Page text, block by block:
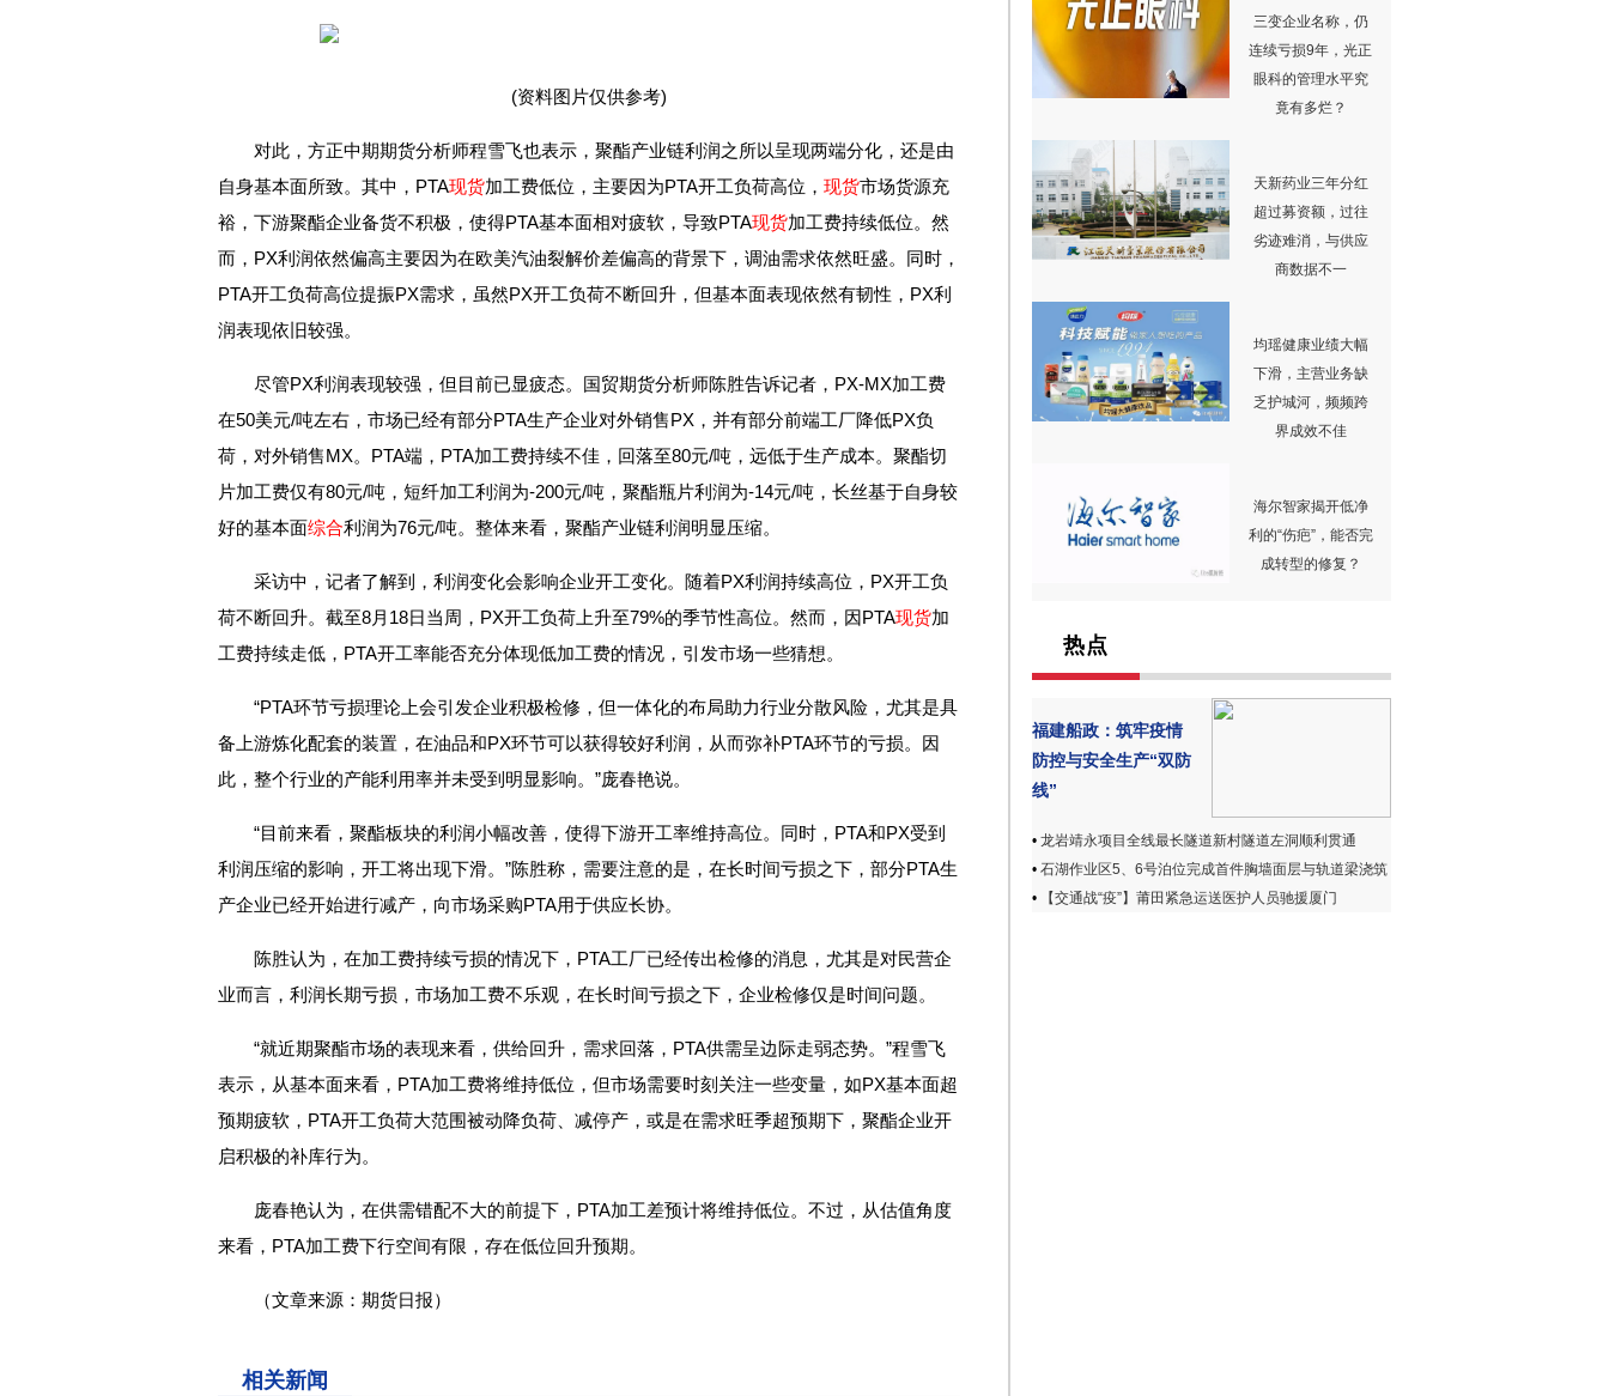
(资料图片仅供参考)
对此，方正中期期货分析师程雪飞也表示，聚酯产业链利润之所以呈现两端分化，还是由
自身基本面所致。其中，PTA现货加工费低位，主要因为PTA开工负荷高位， 现货市场货源充
裕，下游聚酯企业备货不积极，使得PTA基本面相对疲软，导致PTA现货加工费持续低位。然
而，PX利润依然偏高主要因为在欧美汽油裂解价差偏高的背景下，调油需求依然旺盛。同时，
PTA开工负荷高位提振PX需求，虽然PX开工负荷不断回升，但基本面表现依然有韧性，PX利
润表现依旧较强。
尽管PX利润表现较强，但目前已显疲态。国贸期货分析师陈胜告诉记者，PX-MX加工费
在50美元/吨左右，市场已经有部分PTA生产企业对外销售PX，并有部分前端工厂降低PX负
荷，对外销售MX。PTA端，PTA加工费持续不佳，回落至80元/吨，远低于生产成本。聚酯切
片加工费仅有80元/吨，短纤加工利润为-200元/吨，聚酯瓶片利润为-14元/吨，长丝基于自身较
好的基本面综合利润为76元/吨。整体来看，聚酯产业链利润明显压缩。
采访中，记者了解到，利润变化会影响企业开工变化。随着PX利润持续高位，PX开工负
荷不断回升。截至8月18日当周，PX开工负荷上升至79%的季节性高位。然而，因PTA现货加
工费持续走低，PTA开工率能否充分体现低加工费的情况，引发市场一些猜想。
“PTA环节亏损理论上会引发企业积极检修，但一体化的布局助力行业分散风险，尤其是具
备上游炼化配套的装置，在油品和PX环节可以获得较好利润，从而弥补PTA环节的亏损。因
此，整个行业的产能利用率并未受到明显影响。”庞春艳说。
“目前来看，聚酯板块的利润小幅改善，使得下游开工率维持高位。同时，PTA和PX受到
利润压缩的影响，开工将出现下滑。”陈胜称，需要注意的是，在长时间亏损之下，部分PTA生
产企业已经开始进行减产，向市场采购PTA用于供应长协。
陈胜认为，在加工费持续亏损的情况下，PTA工厂已经传出检修的消息，尤其是对民营企
业而言，利润长期亏损，市场加工费不乐观，在长时间亏损之下，企业检修仅是时间问题。
“就近期聚酯市场的表现来看，供给回升，需求回落，PTA供需呈边际走弱态势。”程雪飞
表示，从基本面来看，PTA加工费将维持低位，但市场需要时刻关注一些变量，如PX基本面超
预期疲软，PTA开工负荷大范围被动降负荷、减停产，或是在需求旺季超预期下，聚酯企业开
启积极的补库行为。
庞春艳认为，在供需错配不大的前提下，PTA加工差预计将维持低位。不过，从估值角度
来看，PTA加工费下行空间有限，存在低位回升预期。
（文章来源：期货日报）
相关新闻
三变企业名称，仍
连续亏损9年，光正
眼科的管理水平究
竟有多烂？
天新药业三年分红
超过募资额，过往
劣迹难消，与供应
商数据不一
均瑶健康业绩大幅
下滑，主营业务缺
乏护城河，频频跨
界成效不佳
海尔智家揭开低净
利的“伤疤”，能否完
成转型的修复？
热点
福建船政：筑牢疫情
防控与安全生产“双防
线”
• 龙岩靖永项目全线最长隧道新村隧道左洞顺利贯通
• 石湖作业区5、6号泊位完成首件胸墙面层与轨道梁浇筑
•
【交通战“疫”】莆田紧急运送医护人员驰援厦门